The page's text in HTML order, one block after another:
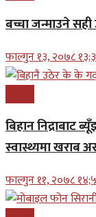
बच्चा जन्माउने
फाल्गुन १३, २०७८
बिहान निद्राबाट
स्वास्थ्यमा खराब
फाल्गुन ११, २०७८